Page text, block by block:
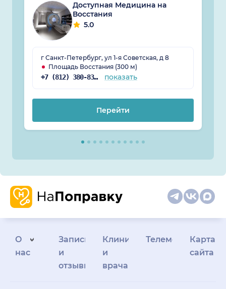
Доступная Медицина на
Восстания
5.0
г Санкт-Петербург, ул 1-я Советская, д 8
Площадь Восстания (300 м)
+7 (812) 380-83-84 показать
Перейти
О
нас
Запись
и
отзывы
Клиникам
и
врачам
Телемедицина
Карта
сайта